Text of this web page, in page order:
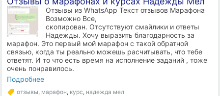
Отзывы из WhatsApp Текст отзывов Марафона
Возможно Все,
скопирован. Отсутствуют смайлики и ответы
Надежды. Хочу выразить благодарность за
марафон. Это первый мой марафон с такой обратной
связью, когда ты реально можешь расчитывать, что тебе
ответят. И то что есть время на исполнение заданий , тоже
очень понравилось.
Подробнее
отзывы, марафон, курс, надежда мел